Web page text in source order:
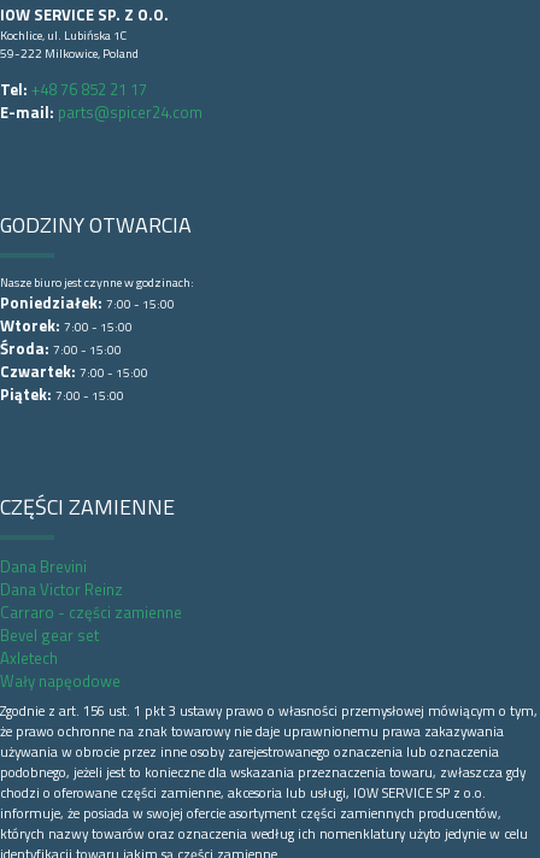
IOW SERVICE SP. Z O.O.
Kochlice, ul. Lubińska 1C
59-222 Milkowice, Poland
Tel: +48 76 852 21 17
E-mail: parts@spicer24.com
GODZINY OTWARCIA
Nasze biuro jest czynne w godzinach:
Poniedziałek: 7:00 - 15:00
Wtorek: 7:00 - 15:00
Środa: 7:00 - 15:00
Czwartek: 7:00 - 15:00
Piątek: 7:00 - 15:00
CZĘŚCI ZAMIENNE
Dana Brevini
Dana Victor Reinz
Carraro - części zamienne
Bevel gear set
Axletech
Wały napęodowe
Zgodnie z art. 156 ust. 1 pkt 3 ustawy prawo o własności przemysłowej mówiącym o tym,
że prawo ochronne na znak towarowy nie daje uprawnionemu prawa zakazywania
używania w obrocie przez inne osoby zarejestrowanego oznaczenia lub oznaczenia
podobnego, jeżeli jest to konieczne dla wskazania przeznaczenia towaru, zwłaszcza gdy
chodzi o oferowane części zamienne, akcesoria lub usługi, IOW SERVICE SP z o.o.
informuje, że posiada w swojej ofercie asortyment części zamiennych producentów,
których nazwy towarów oraz oznaczenia według ich nomenklatury użyto jedynie w celu